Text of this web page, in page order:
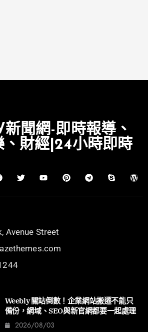
聞網-即時報導、
、財經|24小時即時
Avenue Street
Weebly 關站倒數！企業網站搬遷不能只
備份，網域、SEO與新官網都要一起處理
2026/08/03